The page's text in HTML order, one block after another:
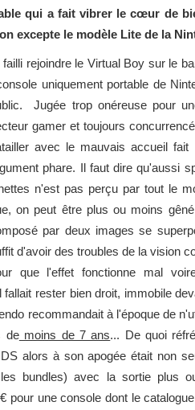
qui a fait vibrer le cœur de
excepte le modèle Lite de la
rejoindre le Virtual Boy sur le
uniquement portable de
Jugée trop onéreuse pour
gamer et toujours
avec le mauvais accueil
phare. Il faut dire qu'aussi
n'est pas perçu par tout le
on peut être plus ou moins
par deux images se
d'avoir des troubles de la vision
que l'effet fonctionne mal
rester bien droit, immobile
recommandait à l'époque de
demoins de 7 ans... De quoi
alors à son apogée était non
bundles) avec la sortie plus
pour une console dont le